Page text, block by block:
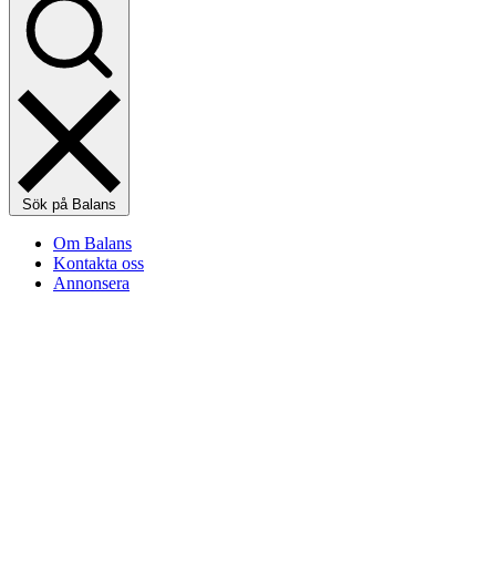
Sök på Balans
Om Balans
Kontakta oss
Annonsera